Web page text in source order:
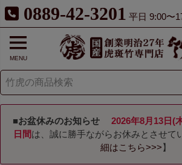
0889-42-3201 平日 9:00〜
MENU
■お盆休みのお知らせ
2026年8月13日(
日間は、誠に勝手ながらお休みとさせて
細はこちら>>> 】